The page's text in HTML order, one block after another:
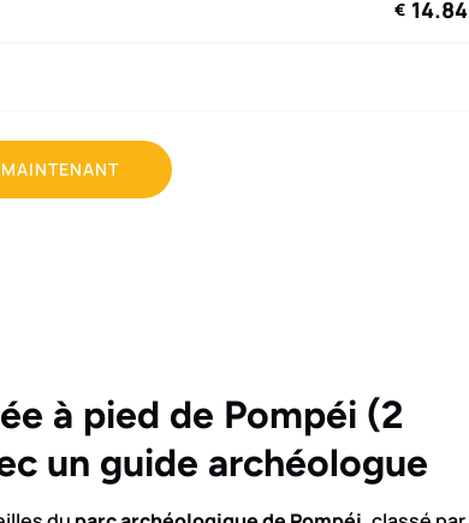
€ 14.84
à pied de Pompéi (2
un guide archéologue